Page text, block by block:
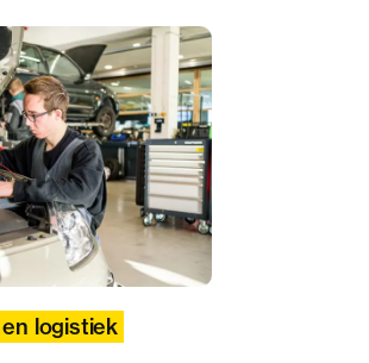
logistiek